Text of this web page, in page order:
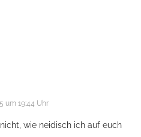
um 19:44 Uhr
wie neidisch ich auf euch